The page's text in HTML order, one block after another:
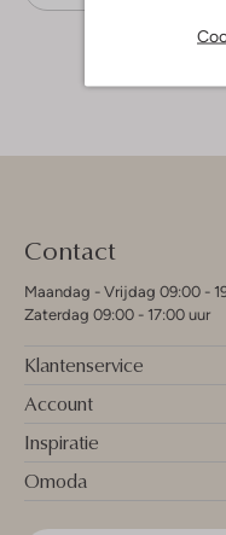
Contact
Maandag - Vrijdag 09:00 -
Zaterdag 09:00 - 17:00 uur
Klantenservice
Account
Inspiratie
Omoda